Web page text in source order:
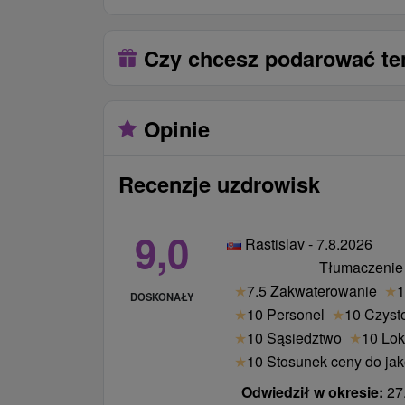
parking zgodnie z aktualnie
uzdrowiska
Pobyt możliwy jest od 01.03. do
Czy chcesz podarować
Opinie
Recenzje uzdrowisk
9,0
DOSKONAŁY
Rastislav - 7.8.2026
★7.5 Zakwaterowanie ★
★10 Personel ★10
★10 Sąsiedztwo ★10
★10 Stosunek ceny do
Odwiedził w okresie: